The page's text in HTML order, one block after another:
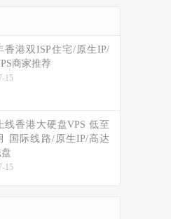
香港双ISP住宅/原生IP/
商家推荐
15
线香港大硬盘VPS 低至
国际线路/原生IP/高达
15